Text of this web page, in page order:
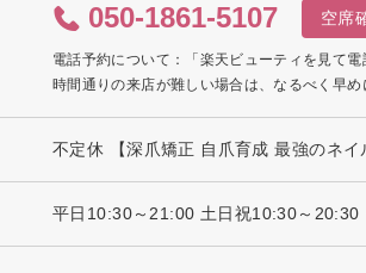
050-1861-5107 空席
電話予約について：「楽天ビューティを見て
時間通りの来店が難しい場合は、なるべく早め
不定休 【深爪矯正 自爪育成 最強のネ
平日10:30～21:00 土日祝10:30～